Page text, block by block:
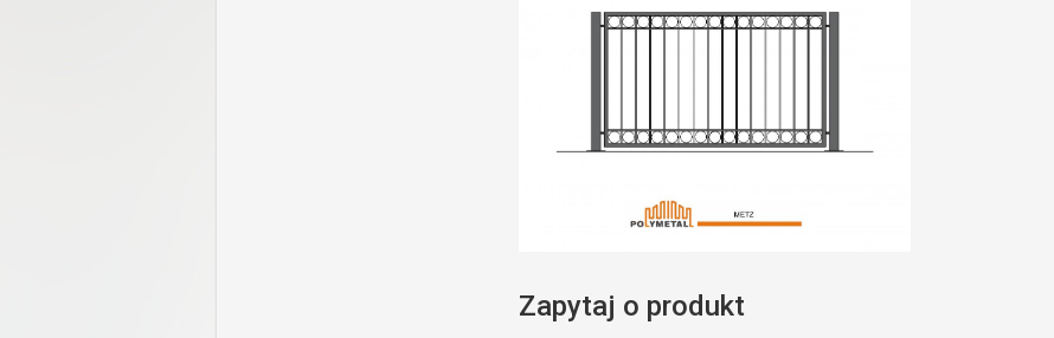
Zapytaj o produkt